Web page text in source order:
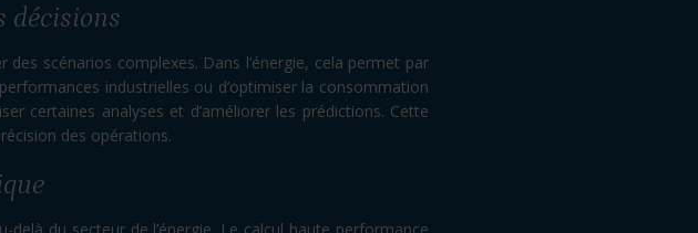
décisions
scénarios complexes. Dans l’énergie, cela permet par
industrielles ou d’optimiser la consommation
certaines analyses et d’améliorer les prédictions. Cette
des opérations.